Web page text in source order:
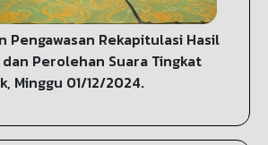
Pengawasan Rekapitulasi Hasil
Perolehan Suara Tingkat
Minggu 01/12/2024.